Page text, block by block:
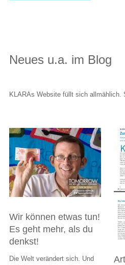
Neues u.a. im Blog
KLARAs Website füllt sich allmählich.
Wir können etwas tun!
Es geht mehr, als du
denkst!
Die Welt verändert sich. Und